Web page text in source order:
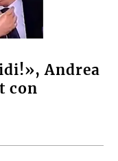
Andrea
con